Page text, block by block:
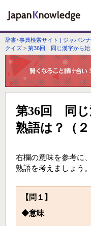
辞書･事典検索サイト | ジャパン
クイズ > 第36回 同じ漢字から始
第36回 同じ
熟語は？（２
右欄の意味を参考に
熟語を考えましょう。
【問１】
◆意味